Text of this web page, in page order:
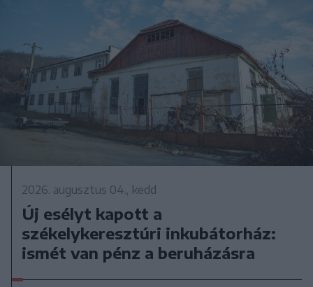
2026. augusztus 04., kedd
Új esélyt kapott a
székelykeresztúri inkubátorház:
ismét van pénz a beruházásra